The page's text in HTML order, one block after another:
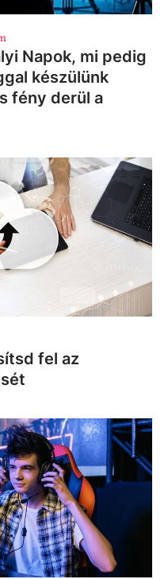
Napok, mi pedig
készülünk
fény derül a
fel az